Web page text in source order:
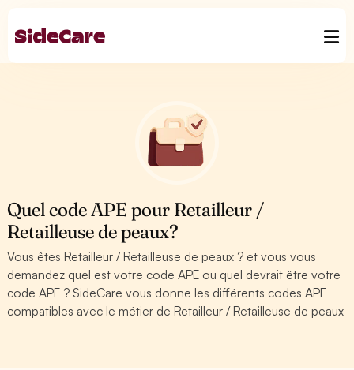
Quel code APE pour Retailleur /
Retailleuse de peaux?
Vous êtes Retailleur / Retailleuse de peaux ? et vous vous
demandez quel est votre code APE ou quel devrait être votre
code APE ? SideCare vous donne les différents codes APE
compatibles avec le métier de Retailleur / Retailleuse de peaux